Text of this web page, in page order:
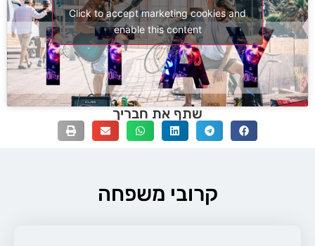
Click to accept marketing cookies and
enable this content
שתף את חבריך
קרובי משפחה